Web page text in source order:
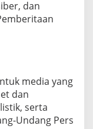
dan
media yang
dan
serta
Undang Pers